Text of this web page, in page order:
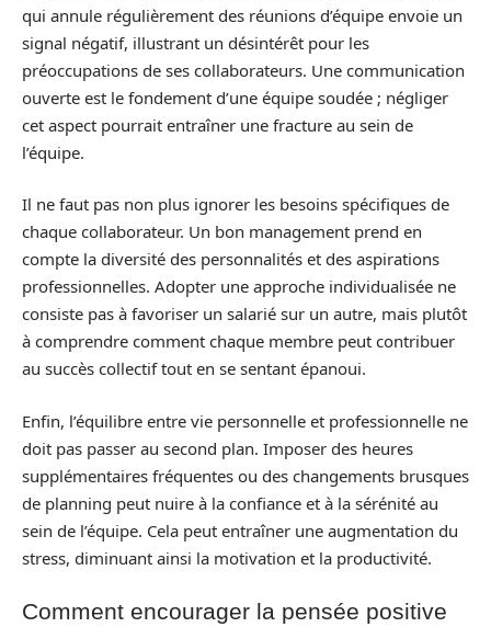
qui annule régulièrement des réunions d’équipe envoie un
signal négatif, illustrant un désintérêt pour les
préoccupations de ses collaborateurs. Une communication
ouverte est le fondement d’une équipe soudée ; négliger
cet aspect pourrait entraîner une fracture au sein de
l’équipe.
Il ne faut pas non plus ignorer les besoins spécifiques de
chaque collaborateur. Un bon management prend en
compte la diversité des personnalités et des aspirations
professionnelles. Adopter une approche individualisée ne
consiste pas à favoriser un salarié sur un autre, mais plutôt
à comprendre comment chaque membre peut contribuer
au succès collectif tout en se sentant épanoui.
Enfin, l’équilibre entre vie personnelle et professionnelle ne
doit pas passer au second plan. Imposer des heures
supplémentaires fréquentes ou des changements brusques
de planning peut nuire à la confiance et à la sérénité au
sein de l’équipe. Cela peut entraîner une augmentation du
stress, diminuant ainsi la motivation et la productivité.
Comment encourager la pensée positive